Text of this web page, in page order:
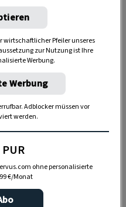
Körpern, den
Augen – als Welpen
Pfeiler unseres
zur Nutzung ist Ihre
Werbung.
Werbung
Adblocker müssen vor
werden.
ohne personalisierte
€/Monat